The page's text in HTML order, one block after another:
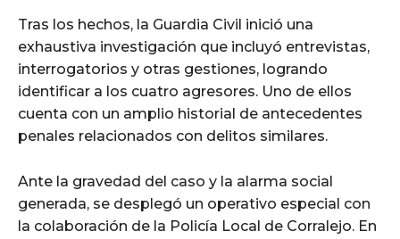
Tras los hechos, la Guardia Civil inició una
exhaustiva investigación que incluyó entrevistas,
interrogatorios y otras gestiones, logrando
identificar a los cuatro agresores. Uno de ellos
cuenta con un amplio historial de antecedentes
penales relacionados con delitos similares.
Ante la gravedad del caso y la alarma social
generada, se desplegó un operativo especial con
la colaboración de la Policía Local de Corralejo. En